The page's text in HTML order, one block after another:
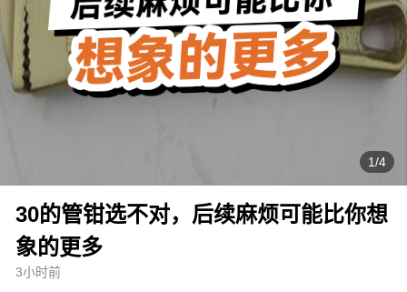
1/4
30的管钳选不对，后续麻烦可能比你想
象的更多
3小时前